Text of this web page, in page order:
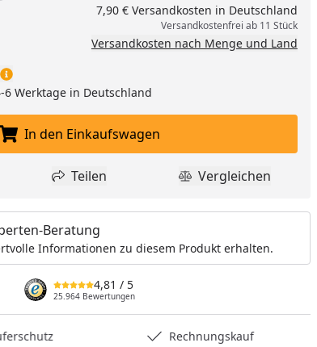
7,90 € Versandkosten in Deutschland
Versandkostenfrei ab 11 Stück
Versandkosten nach Menge und Land
6 Werktage in Deutschland
In den Einkaufswagen legen
In den Einkaufswagen
Wunschliste hinzufügen
Teilen
Teilen Produkt
Vergleichen
Beratung
Informationen zu diesem Produkt erhalten.
4,81 / 5
25.964 Bewertungen
Rechnungskauf